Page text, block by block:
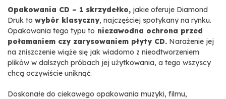
Opakowania CD – 1 skrzydełko, jakie oferuje Diamond
Druk to wybór klasyczny, najczęściej spotykany na rynku.
Opakowania tego typu to niezawodna ochrona przed
połamaniem czy zarysowaniem płyty CD. Narażenie jej
na zniszczenie wiąże się jak wiadomo z nieodtworzeniem
plików w dalszych próbach jej użytkowania, a tego wszyscy
chcą oczywiście uniknąć.
Doskonałe do ciekawego opakowania muzyki, filmu,